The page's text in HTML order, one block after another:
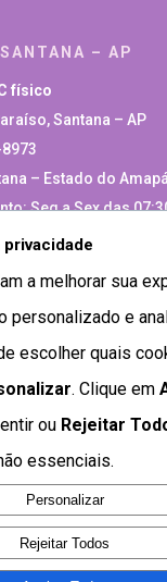
– AP
físico
Santana – AP
– Estado do Amapá
Seg a Sex das
privacidade
a melhorar sua
personalizado e
escolher quais
. Clique em
ou Rejeitar
essenciais.
Personalizar
Rejeitar Todos